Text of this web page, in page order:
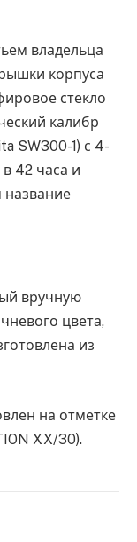
владельца
корпуса
стекло
калибр
SW300-1) с 4-
42 часа и
вручную
цвета,
из
на отметке
XX/30).